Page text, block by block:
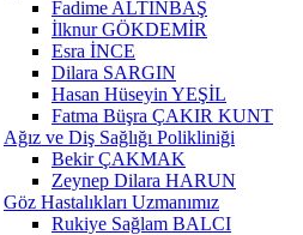
Fadime ALTINBAŞ
İlknur GÖKDEMİR
Esra İNCE
Dilara SARGIN
Hasan Hüseyin YEŞİL
Fatma Büşra ÇAKIR KUNT
Ağız ve Diş Sağlığı Polikliniği
Bekir ÇAKMAK
Zeynep Dilara HARUN
Göz Hastalıkları Uzmanımız
Rukiye Sağlam BALCI